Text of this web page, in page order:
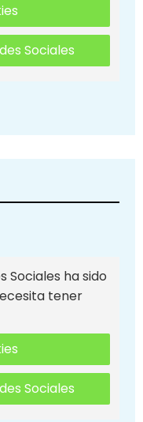
Sociales
Sociales ha sido
tener
Sociales